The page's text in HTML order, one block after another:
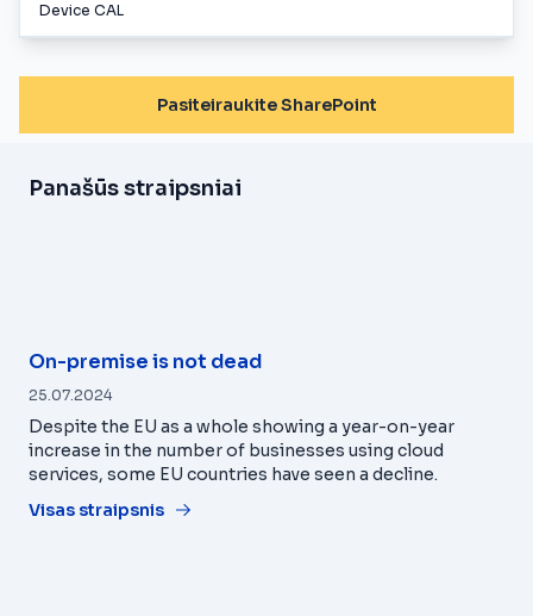
Device CAL
Pasiteiraukite SharePoint
Panašūs straipsniai
On-premise is not dead
25.07.2024
Despite the EU as a whole showing a year-on-year
increase in the number of businesses using cloud
services, some EU countries have seen a decline.
Visas straipsnis